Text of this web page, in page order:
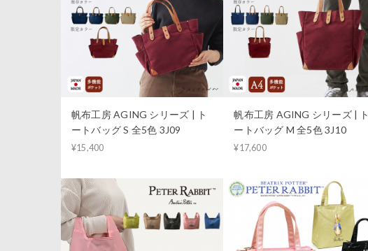
帆布工房 AGING シリーズ | ト
ートバッグ S 全5色 3J09
¥15,400
帆布工房 AGING シリーズ | ト
ートバッグ M 全5色 3J10
¥17,600